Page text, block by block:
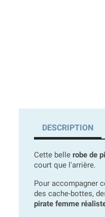
DESCRIPTION
Cette belle robe de
court que l'arrière.
Pour accompagner
des cache-bottes,
pirate femme